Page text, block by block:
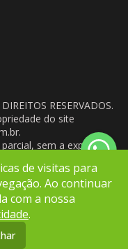
RESERVADOS.
do site
sem a expressa
91
de visitas para
Ao continuar
com a nossa
.